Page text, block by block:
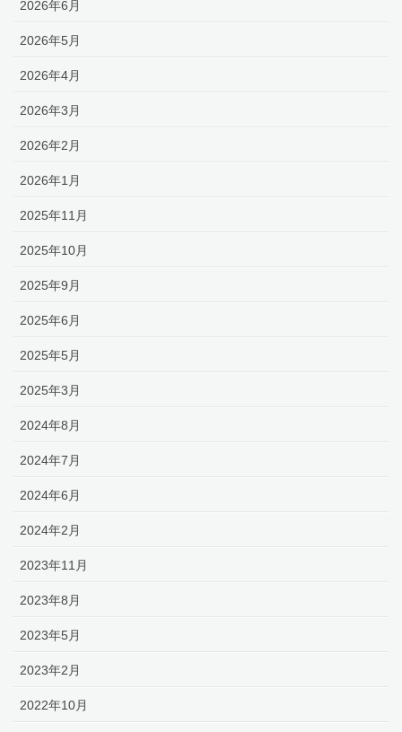
2026年6月
2026年5月
2026年4月
2026年3月
2026年2月
2026年1月
2025年11月
2025年10月
2025年9月
2025年6月
2025年5月
2025年3月
2024年8月
2024年7月
2024年6月
2024年2月
2023年11月
2023年8月
2023年5月
2023年2月
2022年10月